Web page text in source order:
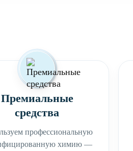
Премиальные
средства
профессиональную
химию —